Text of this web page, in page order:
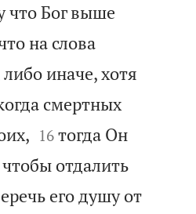
что Бог выше
на слова
иначе, хотя
смертных

16 тогда Он
чтобы отдалить
его душу от